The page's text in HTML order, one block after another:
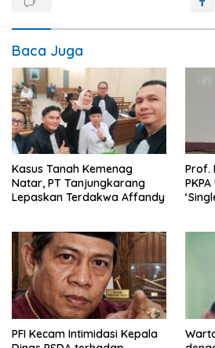
Baca Juga
Kasus Tanah Kemenag
Natar, PT Tanjungkarang
Lepaskan Terdakwa Affandy
Prof.
PFI Kecam Intimidasi Kepala